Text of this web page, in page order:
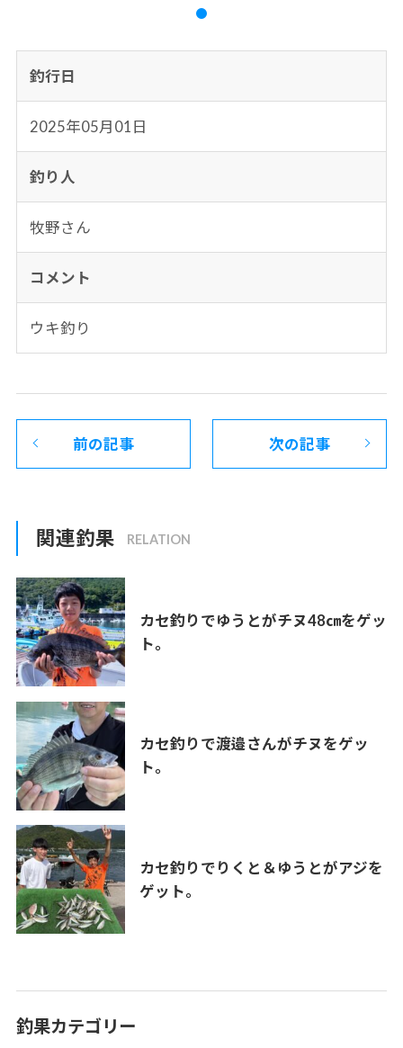
釣行日
2025年05月01日
釣り人
牧野さん
コメント
ウキ釣り
前の記事 次の記事
関連釣果
カセ釣りでゆうとがチヌ48㎝をゲッ
ト。
カセ釣りで渡邉さんがチヌをゲッ
ト。
カセ釣りでりくと＆ゆうとがアジを
ゲット。
釣果カテゴリー